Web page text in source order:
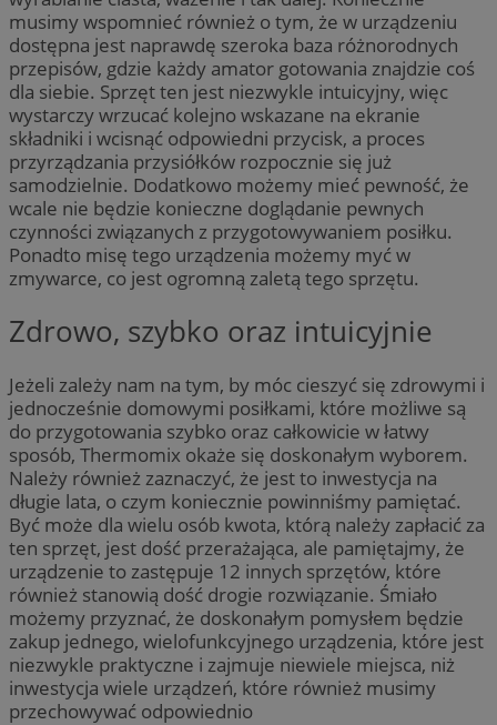
musimy wspomnieć również o tym, że w urządzeniu
dostępna jest naprawdę szeroka baza różnorodnych
przepisów, gdzie każdy amator gotowania znajdzie coś
dla siebie. Sprzęt ten jest niezwykle intuicyjny, więc
wystarczy wrzucać kolejno wskazane na ekranie
składniki i wcisnąć odpowiedni przycisk, a proces
przyrządzania przysiółków rozpocznie się już
samodzielnie. Dodatkowo możemy mieć pewność, że
wcale nie będzie konieczne doglądanie pewnych
czynności związanych z przygotowywaniem posiłku.
Ponadto misę tego urządzenia możemy myć w
zmywarce, co jest ogromną zaletą tego sprzętu.
Zdrowo, szybko oraz intuicyjnie
Jeżeli zależy nam na tym, by móc cieszyć się zdrowymi i
jednocześnie domowymi posiłkami, które możliwe są
do przygotowania szybko oraz całkowicie w łatwy
sposób, Thermomix okaże się doskonałym wyborem.
Należy również zaznaczyć, że jest to inwestycja na
długie lata, o czym koniecznie powinniśmy pamiętać.
Być może dla wielu osób kwota, którą należy zapłacić za
ten sprzęt, jest dość przerażająca, ale pamiętajmy, że
urządzenie to zastępuje 12 innych sprzętów, które
również stanowią dość drogie rozwiązanie. Śmiało
możemy przyznać, że doskonałym pomysłem będzie
zakup jednego, wielofunkcyjnego urządzenia, które jest
niezwykle praktyczne i zajmuje niewiele miejsca, niż
inwestycja wiele urządzeń, które również musimy
przechowywać odpowiednio